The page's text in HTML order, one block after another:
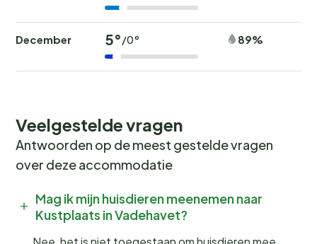
December 5°/0° 89%
Veelgestelde vragen
Antwoorden op de meest gestelde vragen
over deze accommodatie
Mag ik mijn huisdieren meenemen naar
Kustplaats in Vadehavet?